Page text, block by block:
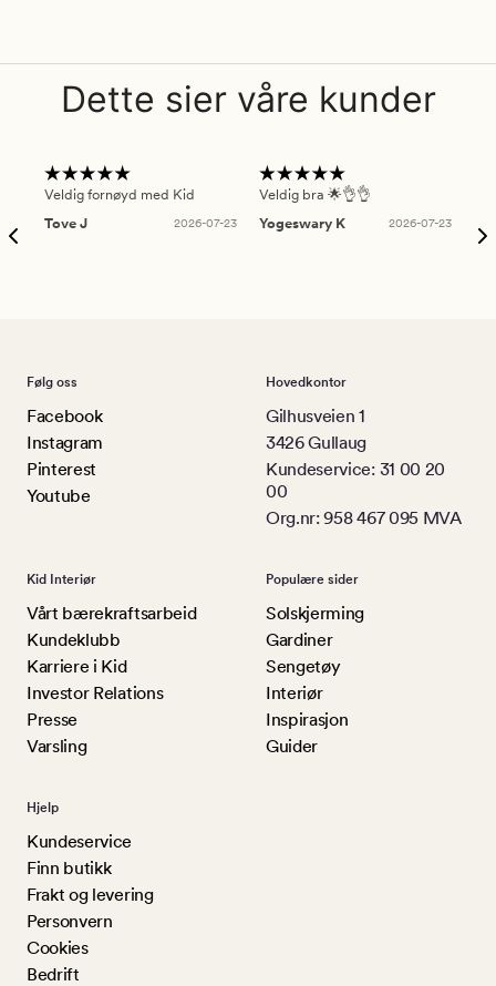
Dette sier våre kunder
Veldig fornøyd med Kid
Tove J
2026-07-23
Veldig bra 🌟👌👌
Yogeswary K
2026-07-23
Følg oss
Facebook
Instagram
Pinterest
Youtube
Hovedkontor
Gilhusveien 1
3426 Gullaug
Kundeservice: 31 00 20
00
Org.nr: 958 467 095 MVA
Kid Interiør
Vårt bærekraftsarbeid
Kundeklubb
Karriere i Kid
Investor Relations
Presse
Varsling
Populære sider
Solskjerming
Gardiner
Sengetøy
Interiør
Inspirasjon
Guider
Hjelp
Kundeservice
Finn butikk
Frakt og levering
Personvern
Cookies
Bedrift